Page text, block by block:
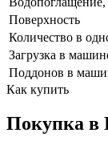
Поверхность
Количество в
Загрузка в
Поддонов в
Как купить
Покупка в